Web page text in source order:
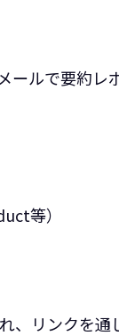
ールで要約レ
等）
、リンクを通